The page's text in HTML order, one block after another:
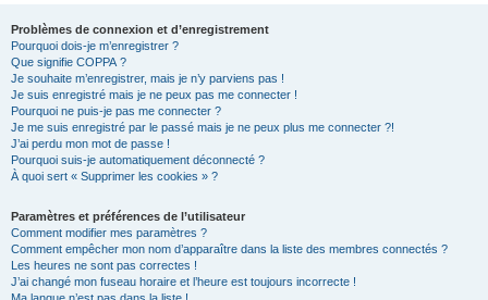
Problèmes de connexion et d’enregistrement
Pourquoi dois-je m’enregistrer ?
Que signifie COPPA ?
Je souhaite m’enregistrer, mais je n’y parviens pas !
Je suis enregistré mais je ne peux pas me connecter !
Pourquoi ne puis-je pas me connecter ?
Je me suis enregistré par le passé mais je ne peux plus me connecter ?!
J’ai perdu mon mot de passe !
Pourquoi suis-je automatiquement déconnecté ?
À quoi sert « Supprimer les cookies » ?
Paramètres et préférences de l’utilisateur
Comment modifier mes paramètres ?
Comment empêcher mon nom d’apparaître dans la liste des membres connectés ?
Les heures ne sont pas correctes !
J’ai changé mon fuseau horaire et l’heure est toujours incorrecte !